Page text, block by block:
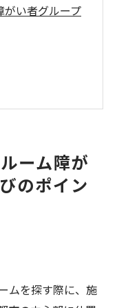
がい者グループ
ート内容
ポイント
阪の障がい者グ
性
ーム障が
のポイン
ムを探す際に、施